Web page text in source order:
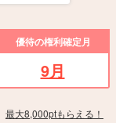
優待の権利確定月
9月
最大8,000ptもらえる！